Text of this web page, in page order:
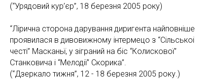
(“Урядовий кур’єр”, 18 березня 2005 року)
“Лірична сторона дарування диригента найповніше
проявилася в дивовижному інтермецо з “Сільськоі
честі” Масканьї, у зіграний на біс “Колискової”
Станковича і “Мелодії” Скорика”.
(“Дзеркало тижня”, 12 - 18 березня 2005 року.)